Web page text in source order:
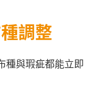
調整
種與瑕疵都能立即